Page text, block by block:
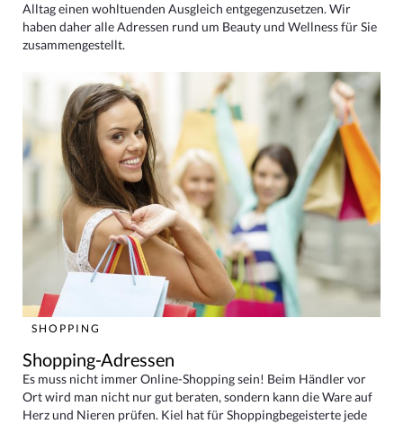
Alltag einen wohltuenden Ausgleich entgegenzusetzen. Wir
haben daher alle Adressen rund um Beauty und Wellness für Sie
zusammengestellt.
SHOPPING
Shopping-Adressen
Es muss nicht immer Online-Shopping sein! Beim Händler vor
Ort wird man nicht nur gut beraten, sondern kann die Ware auf
Herz und Nieren prüfen. Kiel hat für Shoppingbegeisterte jede